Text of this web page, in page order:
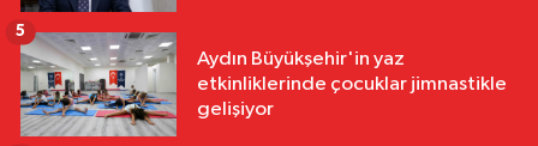
Aydın Büyükşehir'in yaz
etkinliklerinde çocuklar jimnastikle
gelişiyor
5